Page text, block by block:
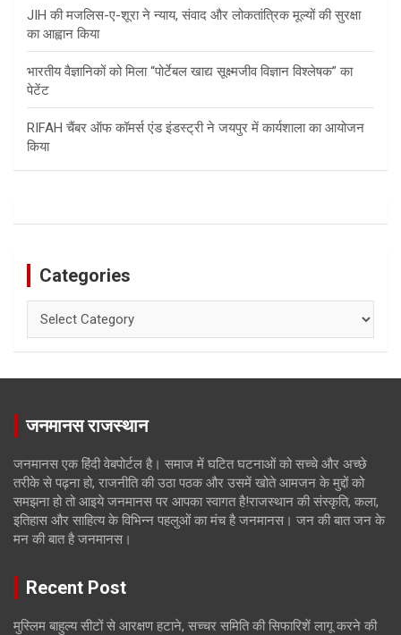
JIH की मजलिस-ए-शूरा ने न्याय, संवाद और लोकतांत्रिक मूल्यों की सुरक्षा
का आह्वान किया
भारतीय वैज्ञानिकों को मिला “पोर्टेबल खाद्य सूक्ष्मजीव विज्ञान विश्लेषक” का
पेटेंट
RIFAH चैंबर ऑफ कॉमर्स एंड इंडस्ट्री ने जयपुर में कार्यशाला का आयोजन
किया
Categories
जनमानस राजस्थान
जनमानस एक हिंदी वेबपोर्टल है। समाज में घटित घटनाओं को सच्चे और अच्छे
तरीके से पढ़ना हो, राजनीति की उठा पठक और उसमें खोते आमजन के मुद्दों को
समझना हो तो आइये जनमानस पर आपका स्वागत है!राजस्थान की संस्कृति, कला,
इतिहास और साहित्य के विभिन्न पहलुओं का मंच है जनमानस। जन की बात जन के
मन की बात है जनमानस।
Recent Post
मुस्लिम बाहुल्य सीटों से आरक्षण हटाने, सच्चर समिति की सिफारिशें लागू करने की